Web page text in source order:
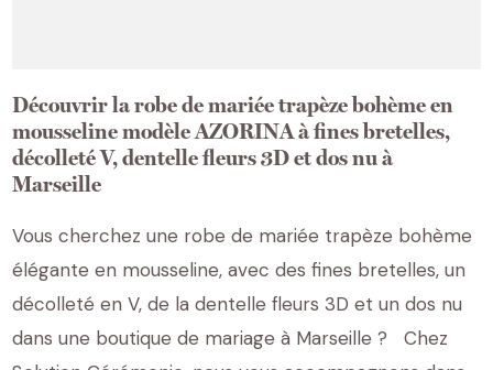
Découvrir la robe de mariée trapèze bohème en
mousseline modèle AZORINA à fines bretelles,
décolleté V, dentelle fleurs 3D et dos nu à
Marseille
Vous cherchez une robe de mariée trapèze bohème
élégante en mousseline, avec des fines bretelles, un
décolleté en V, de la dentelle fleurs 3D et un dos nu
dans une boutique de mariage à Marseille ? Chez